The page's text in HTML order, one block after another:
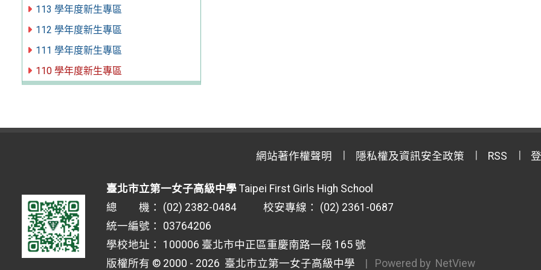
113 學年度新生專區
112 學年度新生專區
111 學年度新生專區
110 學年度新生專區
網站著作權聲明 隱私權及資訊安全政策 RSS
臺北市立第一女子高級中學 Taipei First Girls High School
總 機： (02) 2382-0484 校安專線： (02) 2361-0687
統一編號： 03764206
學校地址： 100006 臺北市中正區重慶南路一段 165 號
版權所有 © 2000 - 2026 臺北市立第一女子高級中學 | Powered by NetView